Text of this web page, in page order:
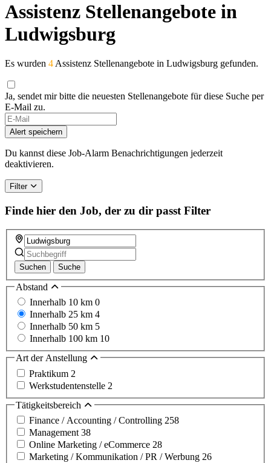
Assistenz Stellenangebote in
Ludwigsburg
Es wurden 4Assistenz Stellenangebote in Ludwigsburg gefunden.
Ja, sendet mir bitte die neuesten Stellenangebote für diese Suche per
E-Mail zu.
Alert speichern
Du kannst diese Job-Alarm Benachrichtigungen jederzeit
deaktivieren.
Filter
Finde hier den Job, der zu dir passt Filter
Suchen Suche
Abstand
Innerhalb 10 km 0
Innerhalb 25 km 4
Innerhalb 50 km 5
Innerhalb 100 km 10
Art der Anstellung
Praktikum 2
Werkstudentenstelle 2
Tätigkeitsbereich
Finance / Accounting / Controlling 258
Management 38
Online Marketing / eCommerce 28
Marketing / Kommunikation / PR / Werbung 26